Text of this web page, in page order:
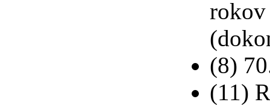
rokov
(8)
(11)